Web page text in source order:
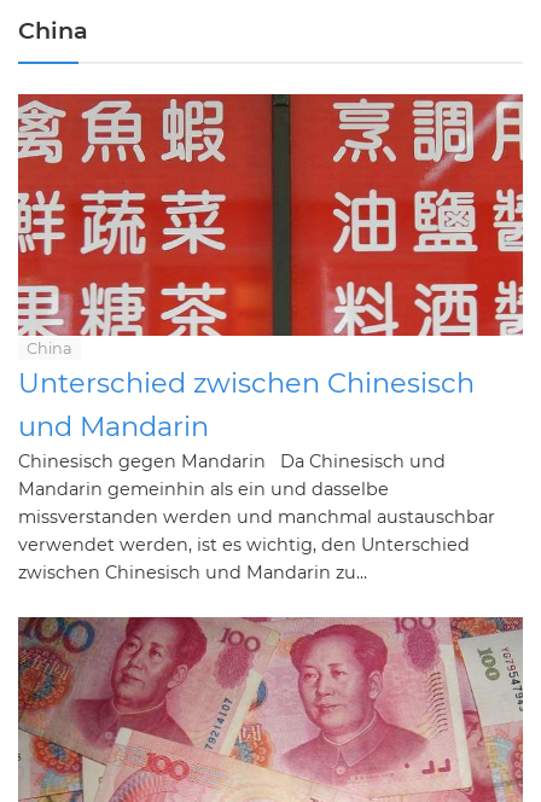
China
China
Unterschied zwischen Chinesisch
und Mandarin
Chinesisch gegen Mandarin Da Chinesisch und
Mandarin gemeinhin als ein und dasselbe
missverstanden werden und manchmal austauschbar
verwendet werden, ist es wichtig, den Unterschied
zwischen Chinesisch und Mandarin zu...